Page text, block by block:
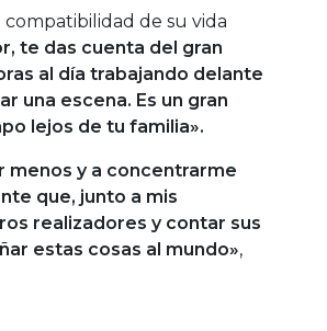
de su vida
te das cuenta del gran
al día trabajando delante
una escena. Es un gran
lejos de tu familia».
menos y a concentrarme
que, junto a mis
realizadores y contar sus
estas cosas al mundo»,